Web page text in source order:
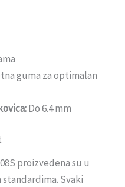
guma za optimalan
Do 6.4 mm
proizvedena su u
Svaki